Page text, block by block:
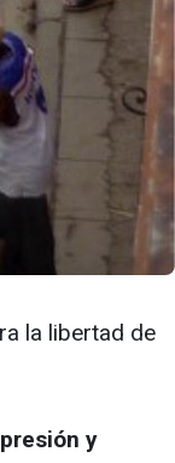
la libertad de
y